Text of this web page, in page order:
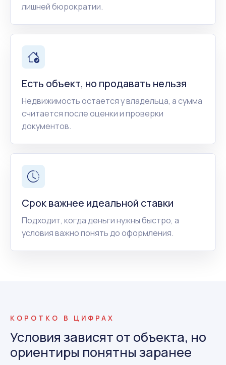
лишней бюрократии.
Есть объект, но продавать нельзя
Недвижимость остается у владельца, а сумма
считается после оценки и проверки
документов.
Срок важнее идеальной ставки
Подходит, когда деньги нужны быстро, а
условия важно понять до оформления.
КОРОТКО В ЦИФРАХ
Условия зависят от объекта, но
ориентиры понятны заранее